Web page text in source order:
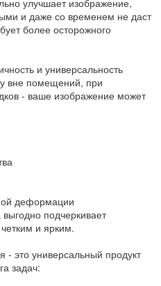
улучшает изображение,
и даже со временем не даст
более осторожного
и универсальность
вне помещений, при
- ваше изображение может
деформации
подчеркивает
и ярким.
- это универсальный продукт
задач: